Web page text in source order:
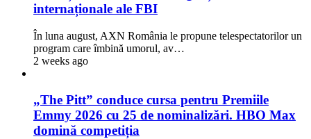
internaționale ale FBI
În luna august, AXN România le propune telespectatorilor un
program care îmbină umorul, av…
2 weeks ago
„The Pitt” conduce cursa pentru Premiile
Emmy 2026 cu 25 de nominalizări. HBO Max
domină competiția